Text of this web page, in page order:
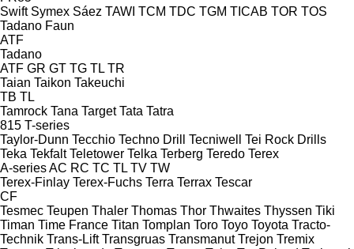
Swift Symex Sáez TAWI TCM TDC TGM TICAB TOR TOS
Tadano Faun
ATF
Tadano
ATF GR GT TG TL TR
Taian Taikon Takeuchi
TB TL
Tamrock Tana Target Tata Tatra
815 T-series
Taylor-Dunn Tecchio Techno Drill Tecniwell
Tei Rock Drills
Teka Tekfalt Teletower Telka Terberg Teredo Terex
A-seriesAC RC TC TL TV TW
Terex-Finlay Terex-Fuchs Terra Terrax Tescar
CF
Tesmec Teupen Thaler Thomas Thor Thwaites Thyssen Tiki
Timan Time France Titan Tomplan Toro Toyo Toyota Tracto-
Technik Trans-Lift Transgruas Transmanut Trejon Tremix